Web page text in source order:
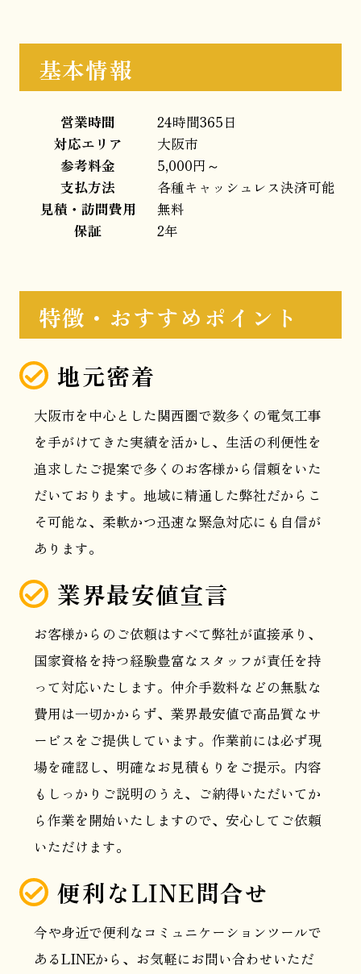
基本情報
営業時間
24時間365日
対応エリア
大阪市
参考料金
5,000円～
支払方法
各種キャッシュレス決済可能
見積・訪問費用
無料
保証
2年
特徴・おすすめポイント
地元密着
大阪市を中心とした関西圏で数多くの電気工事
を手がけてきた実績を活かし、生活の利便性を
追求したご提案で多くのお客様から信頼をいた
だいております。地域に精通した弊社だからこ
そ可能な、柔軟かつ迅速な緊急対応にも自信が
あります。
業界最安値宣言
お客様からのご依頼はすべて弊社が直接承り、
国家資格を持つ経験豊富なスタッフが責任を持
って対応いたします。仲介手数料などの無駄な
費用は一切かからず、業界最安値で高品質なサ
ービスをご提供しています。作業前には必ず現
場を確認し、明確なお見積もりをご提示。内容
もしっかりご説明のうえ、ご納得いただいてか
ら作業を開始いたしますので、安心してご依頼
いただけます。
便利なLINE問合せ
今や身近で便利なコミュニケーションツールで
あるLINEから、お気軽にお問い合わせいただ